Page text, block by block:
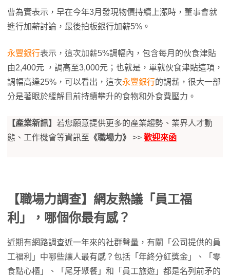
曹為實表示，早在今年3月發現物價持續上漲時，董事會就
進行加薪討論，最後拍板銀行加薪5%。
永豐銀行表示，這次加薪5%調幅內，包含每月的伙食津貼
由2,400元 ，調高至3,000元；也就是，單就伙食津貼這項，
調幅高達25%，可以看出，這次永豐銀行的調薪，很大一部
分是著眼於緩解目前持續攀升的食物和外食費壓力。
【產業新訊】 若您願意提供更多的產業趨勢、業界人才動
態、工作機會等資訊至 《職場力》 >> 歡迎來函
【職場力調查】網友熱議「員工福
利」，哪個你最有感？
近期有網路調查近一年來的社群聲量，有關「公司提供的員
工福利」中哪些讓人最有感？包括「年終分紅獎金」、「零
食點心櫃」、「尾牙聚餐」和「員工旅遊」都是名列前矛的